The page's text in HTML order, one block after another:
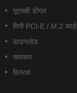
यूएसबी डोंगल
मिनी PCI-E / M.2 कार्ड
डाउनलोड
समाचार
वितरक